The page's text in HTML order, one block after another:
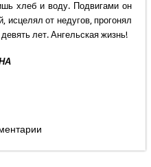
хлеб и воду. Подвигами он
исцелял от недугов, прогонял
лет. Ангельская жизнь!